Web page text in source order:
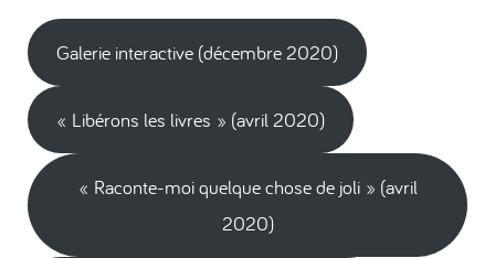
Galerie interactive (décembre 2020)
« Libérons les livres » (avril 2020)
« Raconte-moi quelque chose de joli » (avril
2020)